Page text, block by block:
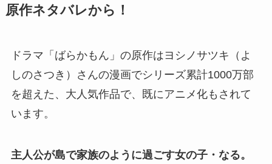
原作ネタバレから！
ドラマ「ばらかもん」の原作はヨシノサツキ（よ
しのさつき）さんの漫画でシリーズ累計1000万部
を超えた、大人気作品で、既にアニメ化もされて
います。
主人公が島で家族のように過ごす女の子・なる。